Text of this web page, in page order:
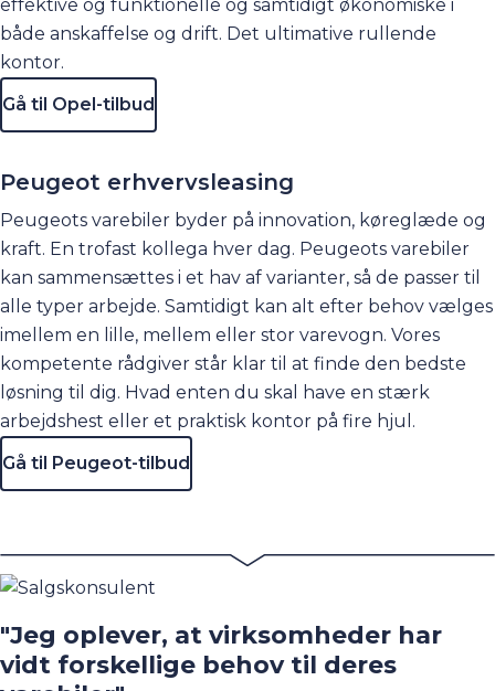
effektive og funktionelle og samtidigt økonomiske i
både anskaffelse og drift. Det ultimative rullende
kontor.
Gå til Opel-tilbud
Peugeot erhvervsleasing
Peugeots varebiler byder på innovation, køreglæde og
kraft. En trofast kollega hver dag. Peugeots varebiler
kan sammensættes i et hav af varianter, så de passer til
alle typer arbejde. Samtidigt kan alt efter behov vælges
imellem en lille, mellem eller stor varevogn. Vores
kompetente rådgiver står klar til at finde den bedste
løsning til dig. Hvad enten du skal have en stærk
arbejdshest eller et praktisk kontor på fire hjul.
Gå til Peugeot-tilbud
"Jeg oplever, at virksomheder har
vidt forskellige behov til deres